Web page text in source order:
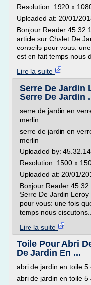
Resolution: 1920 x
Uploaded at: 20/01/
Bonjour Reader
article sur Chalet De
conseils pour vous:
est en fait temps nous
Lire la suite
Serre De Jardin
Serre De Jardin
serre de jardin en
merlin
serre de jardin en
merlin
Uploaded by:
Resolution: 1500 x
Uploaded at: 20/01/
Bonjour Reader
Serre De Jardin Leroy
pour vous: une fois
temps nous discutons...
Lire la suite
Toile Pour Abri
De Jardin En ...
abri de jardin en toile 5
abri de jardin en toile 5